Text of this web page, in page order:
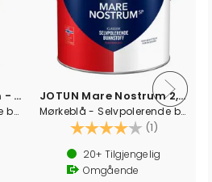
JOTUN Mare Nostrum 2.5L
sort - klassisk selvpolerende bunnstoff
4.0 av 5 mulige
JOTUN Racing WG - Hardt bunnstoff
0,75L - Hvit
20+ Tilgjengelig
Omgående